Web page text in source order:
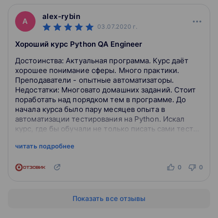
A
alex-rybin
03.07.2020 г.
Хороший курс Python QA Engineer
Достоинства: Актуальная программа. Курс даёт
хорошее понимание сферы. Много практики.
Преподаватели - опытные автоматизаторы.
Недостатки: Многовато домашних заданий. Стоит
поработать над порядком тем в программе. До
начала курса было пару месяцев опыта в
автоматизации тестирования на Python. Искал
курс, где бы обучали не только писать сами тесты,
читать подробнее
0 0
Показать все отзывы